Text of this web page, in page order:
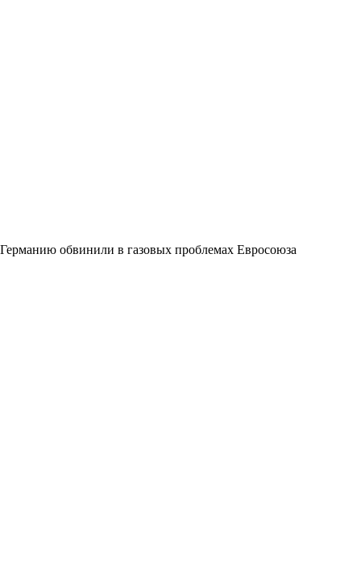
Германию обвинили в газовых проблемах Евросоюза